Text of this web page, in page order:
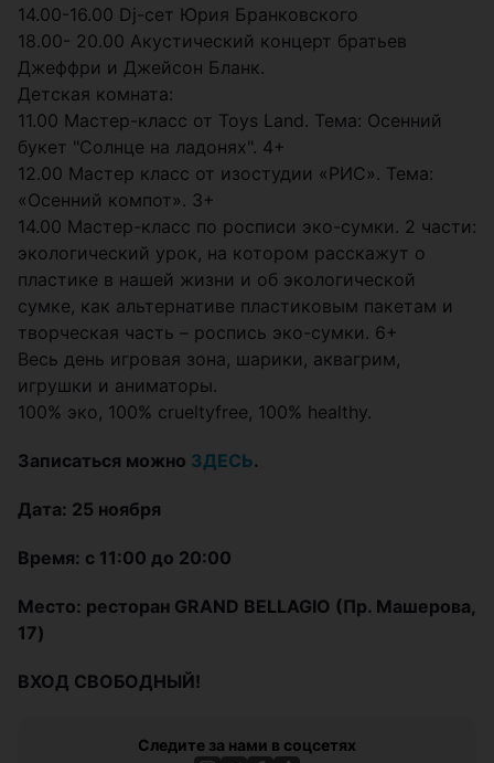
14.00-16.00 Dj-сет Юрия Бранковского
18.00- 20.00 Акустический концерт братьев
Джеффри и Джейсон Бланк.
Детская комната:
11.00 Мастер-класс от Toys Land. Тема: Осенний
букет "Солнце на ладонях". 4+
12.00 Мастер класс от изостудии «РИС». Тема:
«Осенний компот». 3+
14.00 Мастер-класс по росписи эко-сумки. 2 части:
экологический урок, на котором расскажут о
пластике в нашей жизни и об экологической
сумке, как альтернативе пластиковым пакетам и
творческая часть – роспись эко-сумки. 6+
Весь день игровая зона, шарики, аквагрим,
игрушки и аниматоры.
100% эко, 100% crueltyfree, 100% healthy.
Записаться можно ЗДЕСЬ.
Дата: 25 ноября
Время: с 11:00 до 20:00
Место: ресторан GRAND BELLAGIO (Пр. Машерова,
17)
ВХОД СВОБОДНЫЙ!
Следите за нами в соцсетях